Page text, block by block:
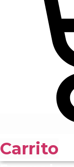
Carrito